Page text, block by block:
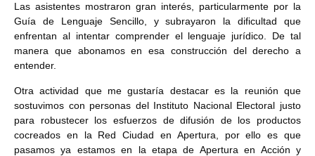
Las asistentes mostraron gran interés, particularmente por la
Guía de Lenguaje Sencillo, y subrayaron la dificultad que
enfrentan al intentar comprender el lenguaje jurídico. De tal
manera que abonamos en esa construcción del derecho a
entender.
Otra actividad que me gustaría destacar es la reunión que
sostuvimos con personas del Instituto Nacional Electoral justo
para robustecer los esfuerzos de difusión de los productos
cocreados en la Red Ciudad en Apertura, por ello es que
pasamos ya estamos en la etapa de Apertura en Acción y